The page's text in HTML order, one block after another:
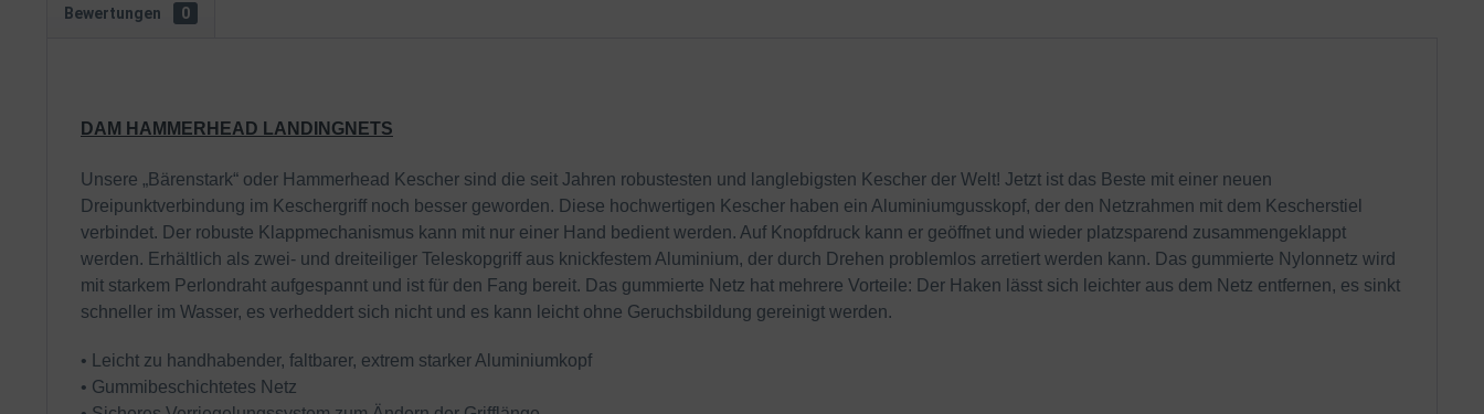
Bewertungen 0
DAM HAMMERHEAD LANDINGNETS
Unsere „Bärenstark“ oder Hammerhead Kescher sind die seit Jahren robustesten und langlebigsten Kescher der Welt! Jetzt ist das Beste mit einer neuen
Dreipunktverbindung im Keschergriff noch besser geworden. Diese hochwertigen Kescher haben ein Aluminiumgusskopf, der den Netzrahmen mit dem Kescherstiel
verbindet. Der robuste Klappmechanismus kann mit nur einer Hand bedient werden. Auf Knopfdruck kann er geöffnet und wieder platzsparend zusammengeklappt
werden. Erhältlich als zwei- und dreiteiliger Teleskopgriff aus knickfestem Aluminium, der durch Drehen problemlos arretiert werden kann. Das gummierte Nylonnetz wird
mit starkem Perlondraht aufgespannt und ist für den Fang bereit. Das gummierte Netz hat mehrere Vorteile: Der Haken lässt sich leichter aus dem Netz entfernen, es sinkt
schneller im Wasser, es verheddert sich nicht und es kann leicht ohne Geruchsbildung gereinigt werden.
• Leicht zu handhabender, faltbarer, extrem starker Aluminiumkopf
• Gummibeschichtetes Netz